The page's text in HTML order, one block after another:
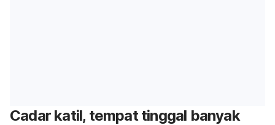
Cadar katil, tempat tinggal banyak